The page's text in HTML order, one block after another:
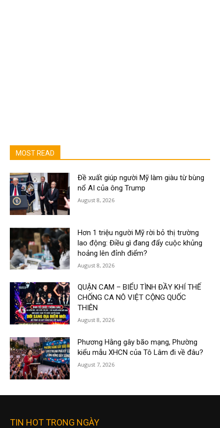
MOST READ
Đề xuất giúp người Mỹ làm giàu từ bùng
nổ AI của ông Trump
August 8, 2026
Hơn 1 triệu người Mỹ rời bỏ thị trường
lao động: Điều gì đang đẩy cuộc khủng
hoảng lên đỉnh điểm?
August 8, 2026
QUẬN CAM – BIỂU TÌNH ĐẦY KHÍ THẾ
CHỐNG CA NÔ VIỆT CỘNG QUỐC
THIÊN
August 8, 2026
Phương Hằng gây bão mạng, Phường
kiểu mẫu XHCN của Tô Lâm đi về đâu?
August 7, 2026
TIN HOT TRONG NGÀY